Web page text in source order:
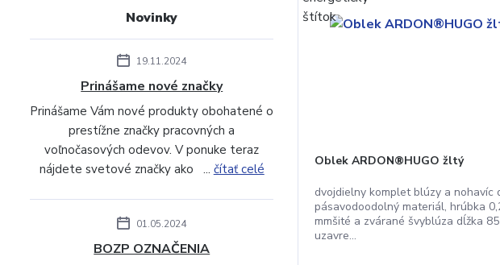
Oblek ARDON®HUGO žltý
dvojdielny komplet blúzy a nohavíc
pásavodoodolný materiál, hrúbka
mmšité a zvárané švyblúza dĺžka 85
uzavre...
Novinky
19.11.2024
Prinášame nové značky
Prinášame Vám nové produkty obohatené o
prestížne značky pracovných a
voľnočasových odevov. V ponuke teraz
nájdete svetové značky ako ... čítať celé
01.05.2024
BOZP OZNAČENIA